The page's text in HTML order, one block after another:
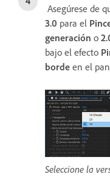
Asegúrese de
3.0 para el
generación o
bajo el efecto
borde en el
Seleccione la